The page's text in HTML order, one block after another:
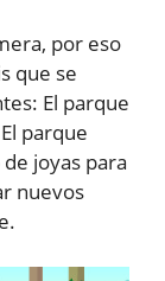
por eso
que se
El parque
parque
joyas para
nuevos